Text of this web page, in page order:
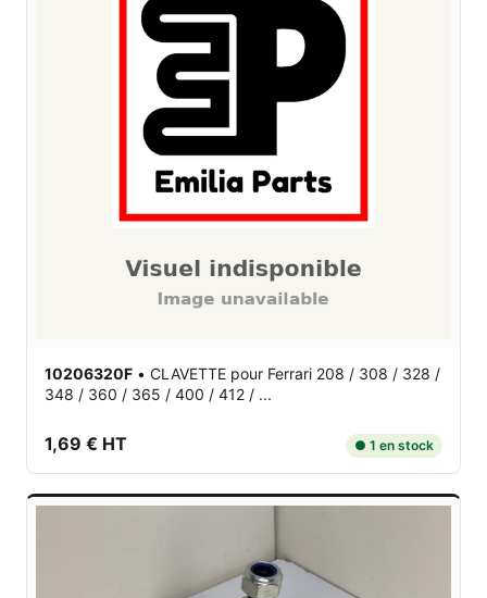
10206320F • CLAVETTE pour Ferrari 208 / 308 / 328 /
348 / 360 / 365 / 400 / 412 / ...
1,69 € HT ● 1 en stock